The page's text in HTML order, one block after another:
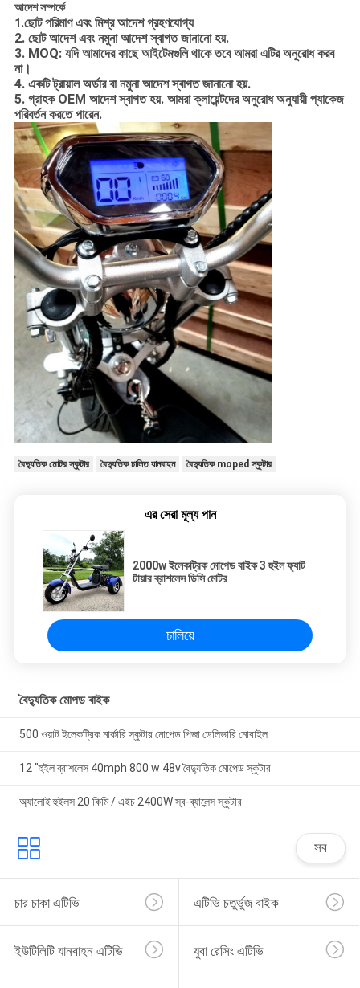
আদেশ সম্পর্কে
1 .ছোট পরিমাণ এবং মিশ্র আদেশ গ্রহণযোগ্য
2. ছোট আদেশ এবং নমুনা আদেশ স্বাগত জানানো হয়.
3. MOQ: যদি আমাদের কাছে আইটেমগুলি থাকে তবে আমরা এটির অনুরোধ করব
না।
4. একটি ট্রায়াল অর্ডার বা নমুনা আদেশ স্বাগত জানানো হয়.
5. গ্রাহক OEM আদেশ স্বাগত হয়. আমরা ক্লায়েন্টদের অনুরোধ অনুযায়ী প্যাকেজ
পরিবর্তন করতে পারেন.
বৈদ্যুতিক মোটর স্কুটার বৈদ্যুতিক চালিত যানবাহন বৈদ্যুতিক moped স্কুটার
এর সেরা মূল্য পান
2000w ইলেকট্রিক মোপেড বাইক 3 হুইল ফ্যাট
টায়ার ব্রাশলেস ডিসি মোটর
চালিয়ে
বৈদ্যুতিক মোপড বাইক
500 ওয়াট ইলেকট্রিক মার্কারি স্কুটার মোপেড পিজা ডেলিভারি মোবাইল
12 "হুইল ব্রাশলেস 40mph 800 w 48v বৈদ্যুতিক মোপেড স্কুটার
অ্যালোই হুইলস 20 কিমি / এইচ 2400W স্ব-ব্যালেন্স স্কুটার
সব
চার চাকা এটিভি এটিভি চতুর্ভুজ বাইক
ইউটিলিটি যানবাহন এটিভি যুবা রেসিং এটিভি